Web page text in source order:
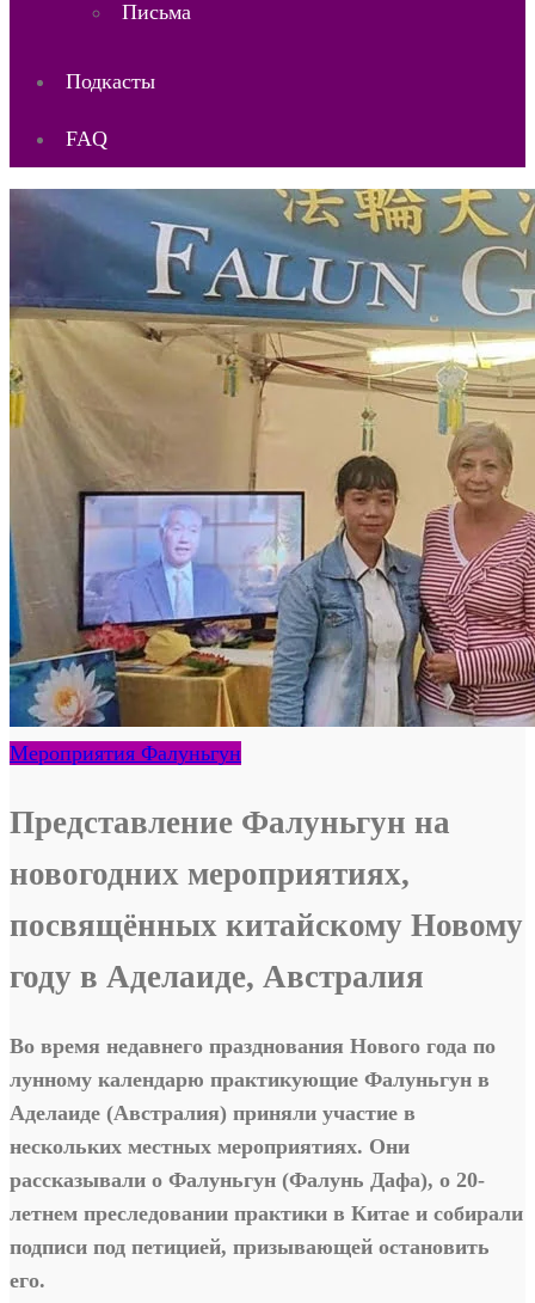
Письма
Подкасты
FAQ
Мероприятия Фалуньгун
Представление Фалуньгун на
новогодних мероприятиях,
посвящённых китайскому Новому
году в Аделаиде, Австралия
Во время недавнего празднования Нового года по
лунному календарю практикующие Фалуньгун в
Аделаиде (Австралия) приняли участие в
нескольких местных мероприятиях. Они
рассказывали о Фалуньгун (Фалунь Дафа), о 20-
летнем преследовании практики в Китае и собирали
подписи под петицией, призывающей остановить
его.